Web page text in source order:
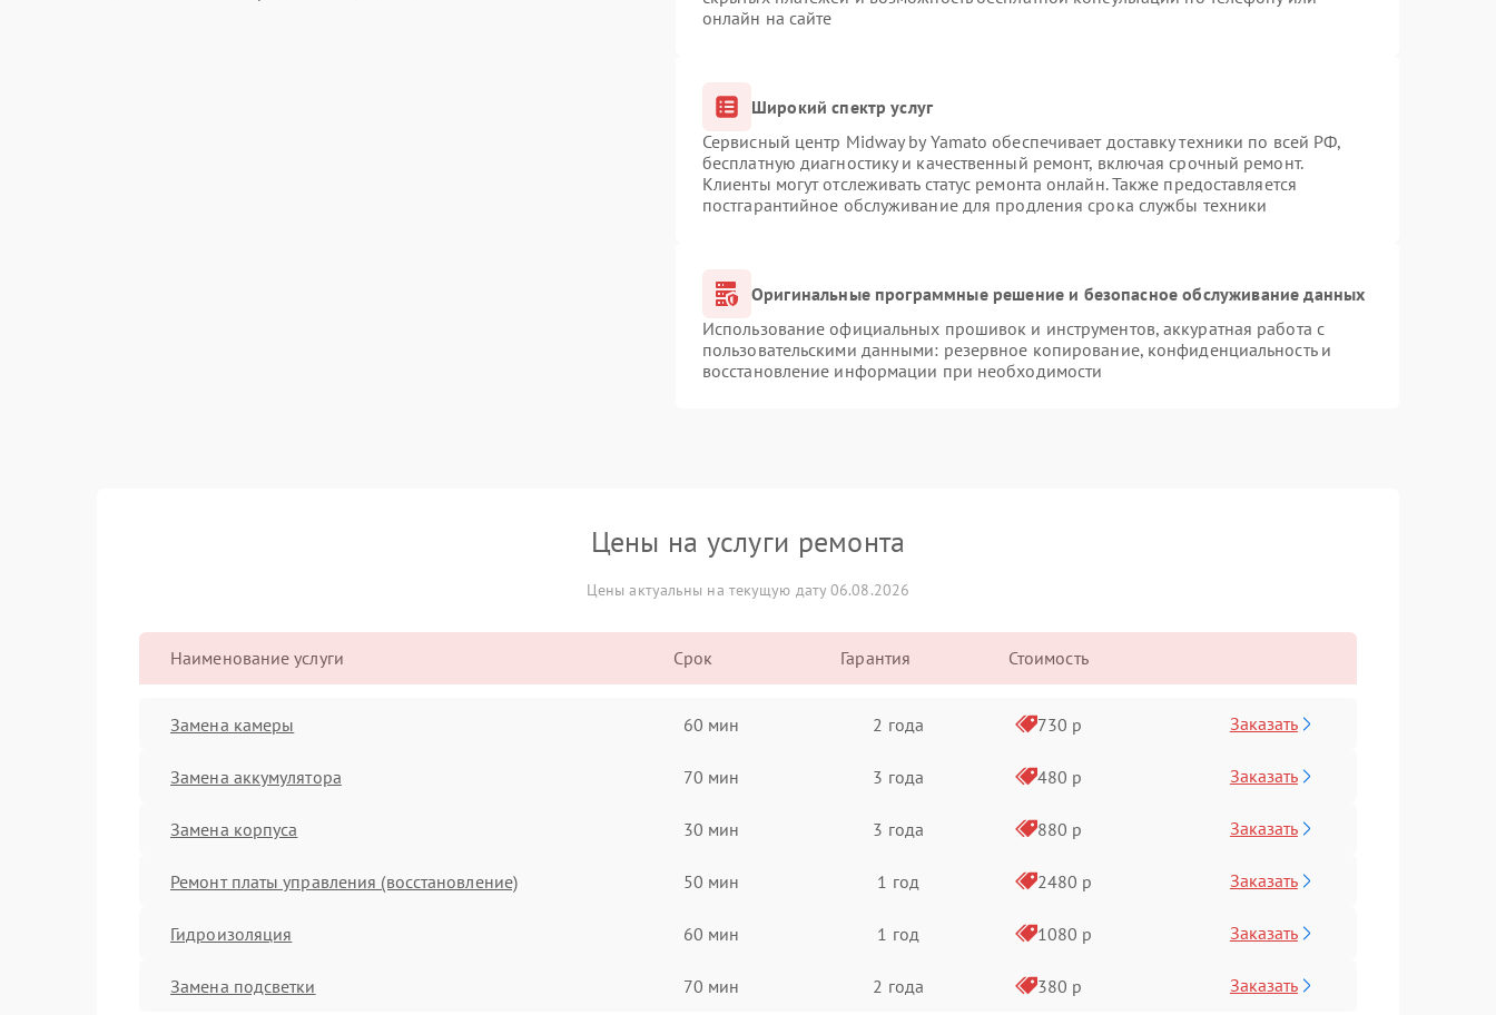
онлайн на сайте
Широкий спектр услуг
Сервисный центр Midway by Yamato обеспечивает доставку техники по всей РФ,
бесплатную диагностику и качественный ремонт, включая срочный ремонт.
Клиенты могут отслеживать статус ремонта онлайн. Также предоставляется
постгарантийное обслуживание для продления срока службы техники
Оригинальные программные решение и безопасное обслуживание данных
Использование официальных прошивок и инструментов, аккуратная работа с
пользовательскими данными: резервное копирование, конфиденциальность и
восстановление информации при необходимости
Цены на услуги ремонта
Цены актуальны на текущую дату 06.08.2026
Наименование услуги Срок Гарантия Стоимость
Замена камеры 60 мин 2 года 730 р Заказать
Замена аккумулятора 70 мин 3 года 480 р Заказать
Замена корпуса 30 мин 3 года 880 р Заказать
Ремонт платы управления (восстановление) 50 мин 1 год 2480 р Заказать
Гидроизоляция 60 мин 1 год 1080 р Заказать
Замена подсветки 70 мин 2 года 380 р Заказать